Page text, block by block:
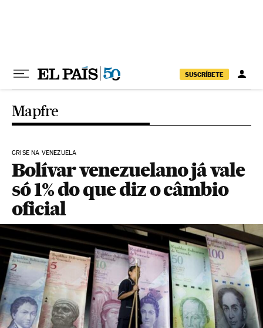
SUSCRÍBETE
Mapfre
CRISE NA VENEZUELA
Bolívar venezuelano já vale
só 1% do que diz o câmbio
oficial